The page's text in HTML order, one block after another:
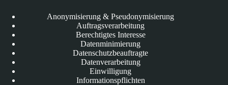
Anonymisierung & Pseudonymisierung
Auftragsverarbeitung
Berechtigtes Interesse
Datenminimierung
Datenschutzbeauftragte
Datenverarbeitung
Einwilligung
Informationspflichten